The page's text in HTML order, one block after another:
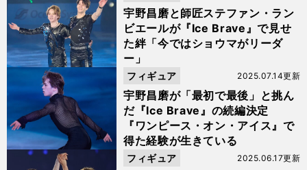
宇野昌磨と師匠ステファン・ラン
ビエールが『Ice Brave』で見せ
た絆「今ではショウマがリーダ
ー」
宇野昌磨が「最初で最後」と挑ん
だ『Ice Brave』の続編決定
『ワンピース・オン・アイス』で
得た経験が生きている
2025.07.14更新
フィギュア
2025.06.17更新
フィギュア